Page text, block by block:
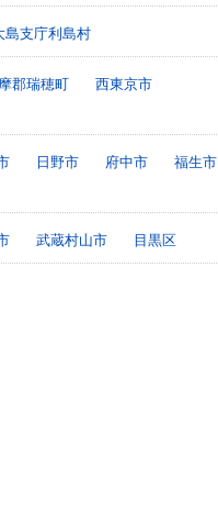
島支庁利島村
郡瑞穂町
西東京市
日野市 府中市
福生市
武蔵村山市 目黒区